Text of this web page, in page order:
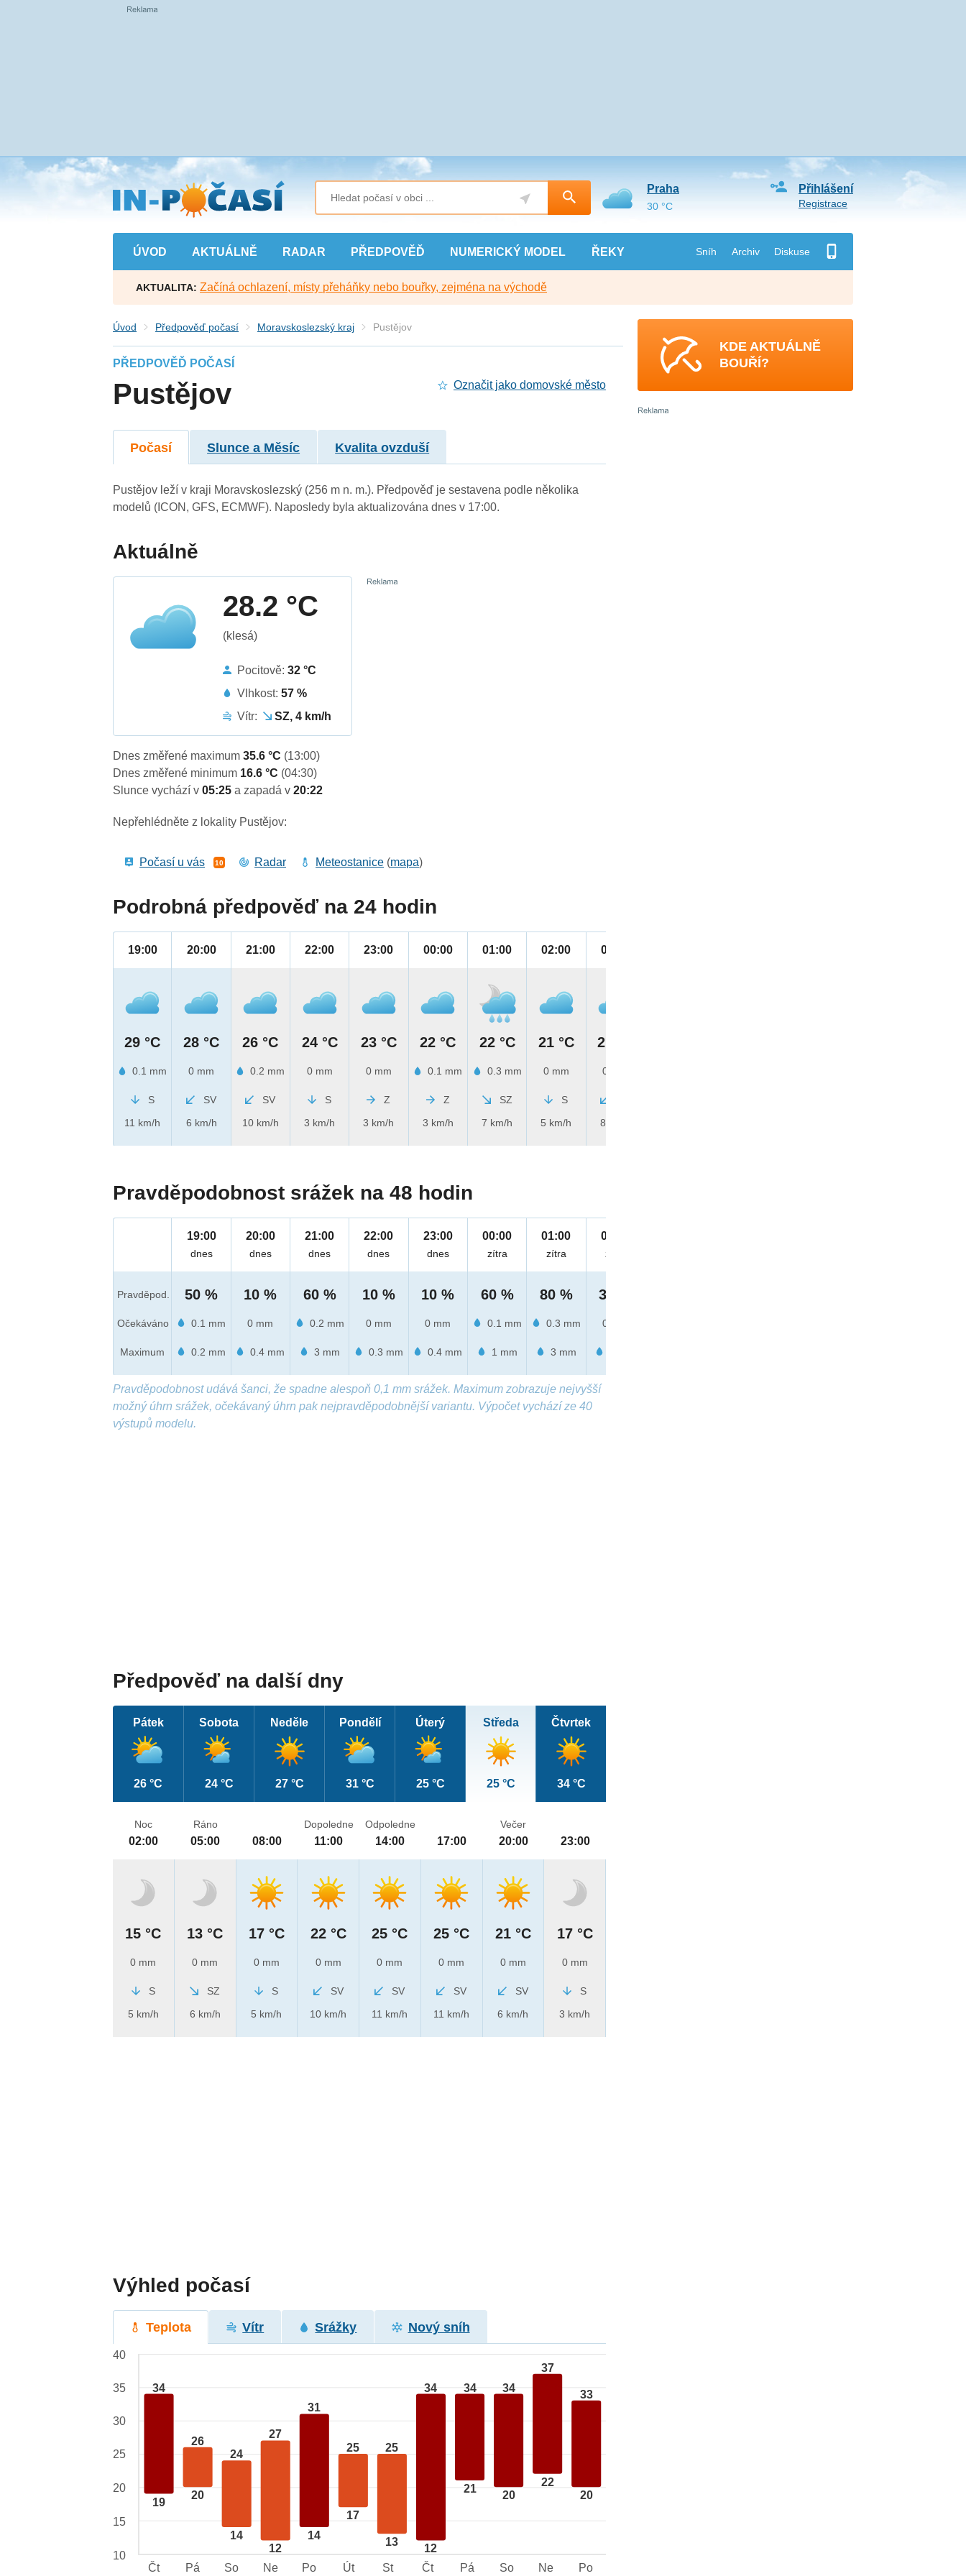
Přejít
na
hlavní
obsah
ÚVOD AKTUÁLNĚ RADAR PŘEDPOVĚĎ NUMERICKÝ MODEL ŘEKY Sníh Archiv Diskuse
Přihlášení
Registrace
Praha
30 °C
AKTUALITA: Začíná ochlazení, místy přeháňky nebo bouřky, zejména na východě
Úvod Předpověď počasí Moravskoslezský kraj Pustějov
PŘEDPOVĚĎ POČASÍ
Pustějov Označit jako domovské město
Počasí Slunce a Měsíc Kvalita ovzduší
Pustějov leží v kraji Moravskoslezský (256 m n. m.). Předpověď je sestavena podle několika
modelů (ICON, GFS, ECMWF). Naposledy byla aktualizována dnes v 17:00.
Aktuálně
28.2 °C
(klesá)
Pocitově:32 °C
Vlhkost:57 %
Vítr:
SZ, 4 km/h
Dnes změřené maximum35.6 °C (13:00)
Dnes změřené minimum 16.6 °C (04:30)
Slunce vychází v05:25a zapadá v20:22
Nepřehlédněte z lokality Pustějov:
Počasí u vás 10 Radar Meteostanice (mapa)
Podrobná předpověď na 24 hodin
19:00
29 °C
0.1 mm
S
11 km/h
20:00
28 °C
0 mm
SV
6 km/h
21:00
26 °C
0.2 mm
SV
10 km/h
22:00
24 °C
0 mm
S
3 km/h
23:00
23 °C
0 mm
Z
3 km/h
00:00
22 °C
0.1 mm
Z
3 km/h
01:00
22 °C
0.3 mm
SZ
7 km/h
02:00
21 °C
0 mm
S
5 km/h
03:00
21 °C
0 mm
8 km/h
Pravděpodobnost srážek na 48 hodin
Pravděpod.
Očekáváno
Maximum
19:00
dnes
50 %
0.1 mm
0.2 mm
20:00
dnes
10 %
0 mm
0.4 mm
21:00
dnes
60 %
0.2 mm
3 mm
22:00
dnes
10 %
0 mm
0.3 mm
23:00
dnes
10 %
0 mm
0.4 mm
00:00
zítra
60 %
0.1 mm
1 mm
01:00
zítra
80 %
0.3 mm
3 mm
02:00
zítra
30 %
0 mm
Pravděpodobnost udává šanci, že spadne alespoň 0,1 mm srážek. Maximum zobrazuje nejvyšší
možný úhrn srážek, očekávaný úhrn pak nejpravděpodobnější variantu. Výpočet vychází ze 40
výstupů modelu.
Předpověď na další dny
Pátek
26 °C
Sobota
24 °C
Neděle
27 °C
Pondělí
31 °C
Úterý
25 °C
Středa
25 °C
Čtvrtek
34 °C
Noc
02:00
15 °C
0 mm
S
5 km/h
Ráno
05:00
13 °C
0 mm
SZ
6 km/h
08:00
17 °C
0 mm
S
5 km/h
Dopoledne
11:00
22 °C
0 mm
SV
10 km/h
Odpoledne
14:00
25 °C
0 mm
SV
11 km/h
17:00
25 °C
0 mm
SV
11 km/h
Večer
20:00
21 °C
0 mm
SV
6 km/h
23:00
17 °C
0 mm
S
3 km/h
Výhled počasí
Teplota Vítr Srážky Nový sníh
34
19
26
20
24
14
27
12
31
14
25
17
25
13
34
12
34
21
34
20
37
22
33
20
40
35
30
25
20
15
10
Čt
Pá So Ne Po Út St Čt Pá So Ne Po
KDE AKTUÁLNĚ
BOUŘÍ?